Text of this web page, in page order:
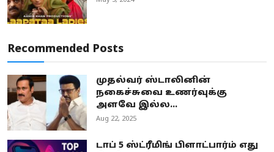
Recommended Posts
முதல்வர் ஸ்டாலினின்
நகைச்சுவை உணர்வுக்கு
அளவே இல்ல...
Aug 22, 2025
டாப் 5 ஸ்ட்ரீமிங் பிளாட்பார்ம் எது